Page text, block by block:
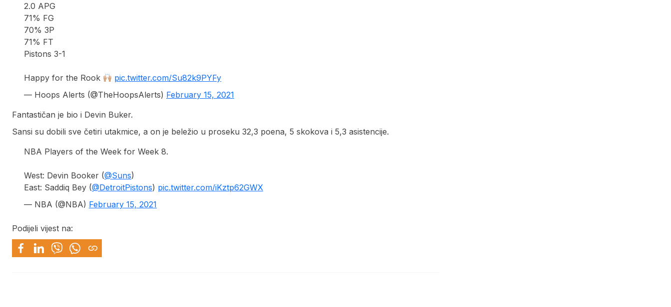
2.0 APG
71% FG
70% 3P
71% FT
Pistons 3-1
Happy for the Rook
pic.twitter.com/Su82k9PYFy
— Hoops Alerts (@TheHoopsAlerts) February 15, 2021
Fantastičan je bio i Devin Buker.
Sansi su dobili sve četiri utakmice, a on je beležio u proseku 32,3 poena, 5 skokova i 5,3 asistencije.
NBA Players of the Week for Week 8.
West: Devin Booker (@Suns)
East: Saddiq Bey (@DetroitPistons) pic.twitter.com/iKztp62GWX
— NBA (@NBA) February 15, 2021
Podijeli vijest na: